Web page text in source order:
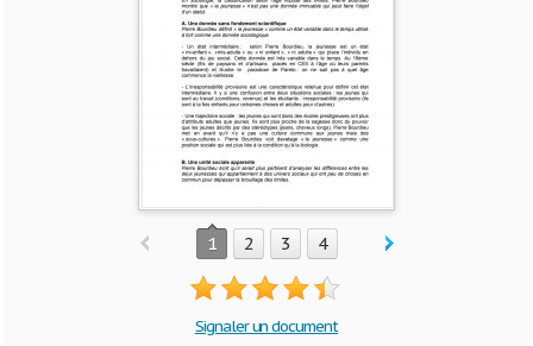
1 2 3 4
Signaler un document